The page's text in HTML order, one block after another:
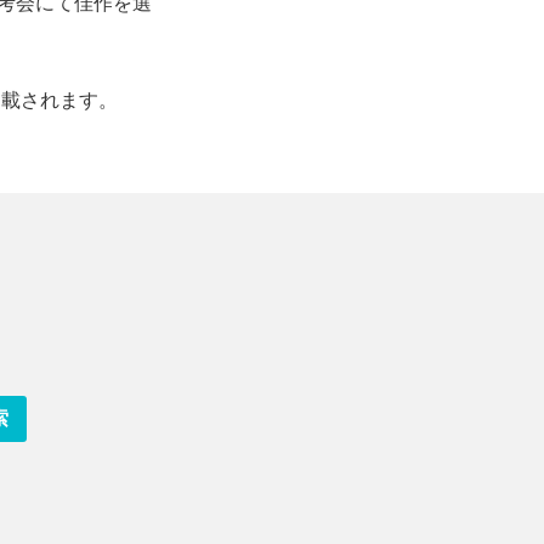
されます。